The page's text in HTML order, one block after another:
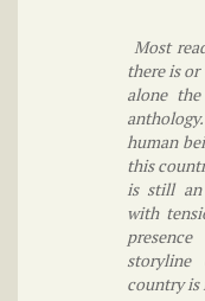
Most
there is or
alone
human
this
is still an
with
country is